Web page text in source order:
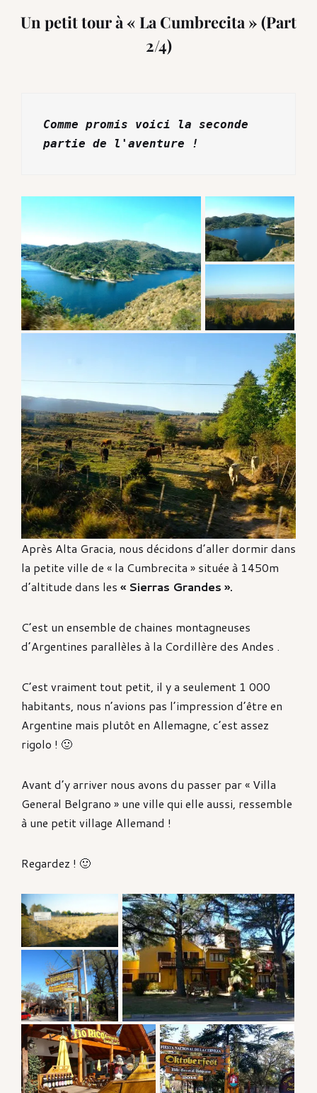
Un petit tour à « La Cumbrecita » (Part
2/4)
Comme promis voici la seconde
partie de l'aventure !
Après Alta Gracia, nous décidons d’aller dormir dans
la petite ville de « la Cumbrecita » située à 1450m
d’altitude dans les « Sierras Grandes ».
C’est un ensemble de chaines montagneuses
d’Argentines parallèles à la Cordillère des Andes .
C’est vraiment tout petit, il y a seulement 1 000
habitants, nous n’avions pas l’impression d’être en
Argentine mais plutôt en Allemagne, c’est assez
rigolo ! 🙂
Avant d’y arriver nous avons du passer par « Villa
General Belgrano » une ville qui elle aussi, ressemble
à une petit village Allemand !
Regardez ! 🙂